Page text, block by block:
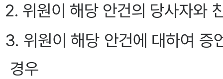
2. 위원이 해당 안건의 당사자와
3. 위원이 해당 안건에 대하여 증
경우